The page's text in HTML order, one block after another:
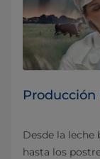
Producción
Desde la leche
hasta los